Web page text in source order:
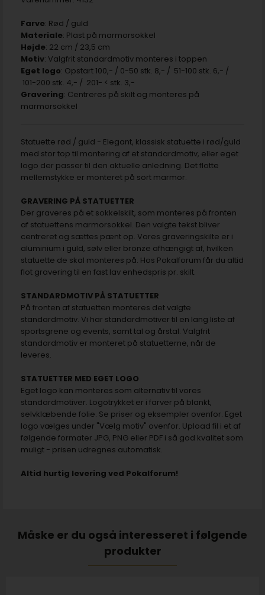
Farve: Rød / guld
Materiale: Plast på marmorsokkel
Højde: 22 cm / 23,5 cm
Motiv: Valgfrit standardmotiv monteres i toppen
Eget logo: Opstart 100,- / 0-50 stk. 8,- / 51-100 stk. 6,- /
101-200 stk. 4,- / 201- < stk. 3,-
Gravering: Centreres på skilt og monteres på
marmorsokkel
Statuette rød / guld - Elegant, klassisk statuette i rød/guld
med stor top til montering af et standardmotiv, eller eget
logo der passer til den aktuelle anledning. Det flotte
mellemstykke er monteret på sort marmor.
GRAVERING PÅ STATUETTER
Der graveres på et sokkelskilt, som monteres på fronten
af statuettens marmorsokkel. Den valgte tekst bliver
centreret og sættes pænt op. Vores graveringskilte er i
aluminium i guld, sølv eller bronze afhængigt af, hvilken
statuette de skal monteres på. Hos Pokalforum får du altid
flot gravering til en fast lav enhedspris pr. skilt.
STANDARDMOTIV PÅ STATUETTER
På fronten af statuetten monteres det valgte
standardmotiv. Vi har standardmotiver til en lang liste af
sportsgrene og events, samt tal og årstal. Valgfrit
standardmotiv er monteret på statuetterne, når de
leveres.
STATUETTER MED EGET LOGO
Eget logo kan monteres som alternativ til vores
standardmotiver. Logotrykket er i farver på blankt,
selvklæbende folie. Se priser og eksempler ovenfor. Eget
logo vælges under "Vælg motiv" ovenfor. Upload fil i et af
følgende formater JPG, PNG eller PDF i så god kvalitet som
muligt - prisen udregnes automatisk.
Altid hurtig levering ved Pokalforum!
Måske er du også interesseret i følgende
produkter